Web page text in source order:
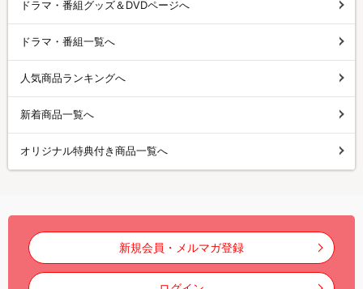
ドラマ・番組グッズ＆DVDページへ
ドラマ・番組一覧へ
人気商品ランキングへ
新着商品一覧へ
オリジナル特典付き商品一覧へ
新規会員・メルマガ登録